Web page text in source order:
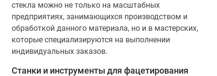
стекла можно не только на масштабных
предприятиях, занимающихся производством и
обработкой данного материала, но и в мастерских,
которые специализируются на выполнении
индивидуальных заказов.
Станки и инструменты для фацетирования